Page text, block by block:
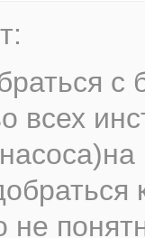
с
всех
не